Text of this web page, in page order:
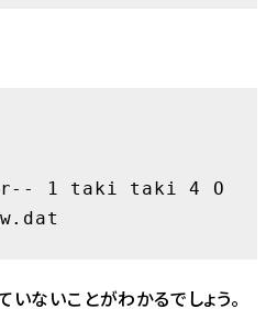
r-- 1 taki taki 4 O
ないことがわかるでしょう。